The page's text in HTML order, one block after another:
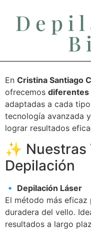
En Cristina Santiago
ofrecemos diferentes
adaptadas a cada
tecnología avanzada
lograr resultados
✨ Nuestras
Depilación
🔹 Depilación Láser
El método más
duradera del vello.
resultados a largo